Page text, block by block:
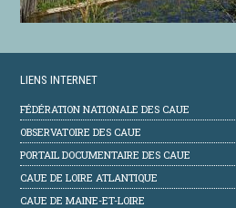
LIENS INTERNET
FÉDÉRATION NATIONALE DES CAUE
OBSERVATOIRE DES CAUE
PORTAIL DOCUMENTAIRE DES CAUE
CAUE DE LOIRE ATLANTIQUE
CAUE DE MAINE-ET-LOIRE